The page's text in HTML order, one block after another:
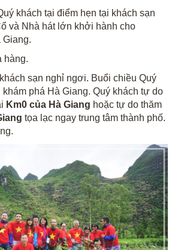
khách tại điểm hẹn tại khách sạn
và Nhà hát lớn khởi hành cho
Giang.
hàng.
sạn nghỉ ngơi. Buổi chiều Quý
phá Hà Giang. Quý khách tự do
Km0 của Hà Giang hoặc tự do thăm
tọa lạc ngay trung tâm thành phố.